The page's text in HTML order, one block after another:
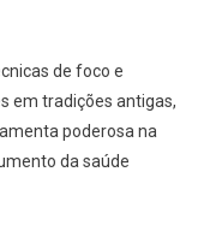
de foco e
em tradições antigas,
poderosa na
da saúde